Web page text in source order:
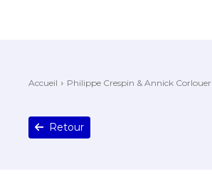
Accueil Philippe Crespin & Annick Corlouer
Retour